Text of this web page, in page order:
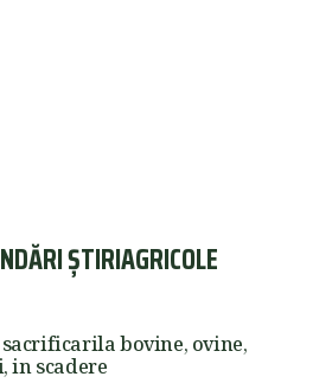
ȘTIRIAGRICOLE
bovine, ovine,
in scadere